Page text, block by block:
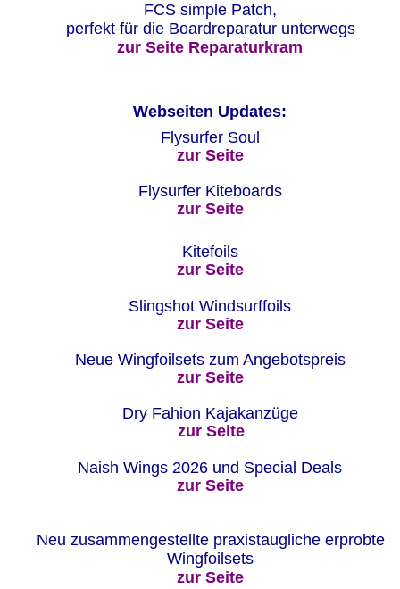
FCS simple Patch,
perfekt für die Boardreparatur unterwegs
zur Seite Reparaturkram
Webseiten Updates:
Flysurfer Soul
zur Seite
Flysurfer Kiteboards
zur Seite
Kitefoils
zur Seite
Slingshot Windsurffoils
zur Seite
Neue Wingfoilsets zum Angebotspreis
zur Seite
Dry Fahion Kajakanzüge
zur Seite
Naish Wings 2026 und Special Deals
zur Seite
Neu zusammengestellte praxistaugliche erprobte
Wingfoilsets
zur Seite